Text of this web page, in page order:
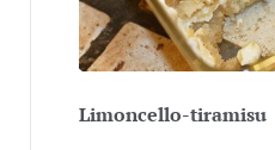
Limoncello-tiramisu